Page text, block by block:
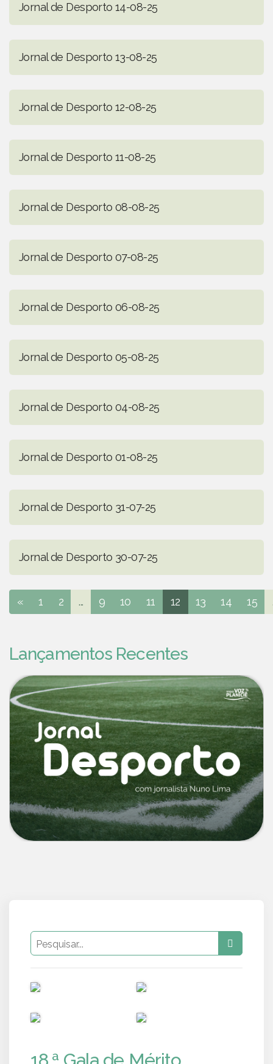
Jornal de Desporto 14-08-25
Jornal de Desporto 13-08-25
Jornal de Desporto 12-08-25
Jornal de Desporto 11-08-25
Jornal de Desporto 08-08-25
Jornal de Desporto 07-08-25
Jornal de Desporto 06-08-25
Jornal de Desporto 05-08-25
Jornal de Desporto 04-08-25
Jornal de Desporto 01-08-25
Jornal de Desporto 31-07-25
Jornal de Desporto 30-07-25
« 1 2 ... 9 10 11 12 13 14 15
Lançamentos Recentes